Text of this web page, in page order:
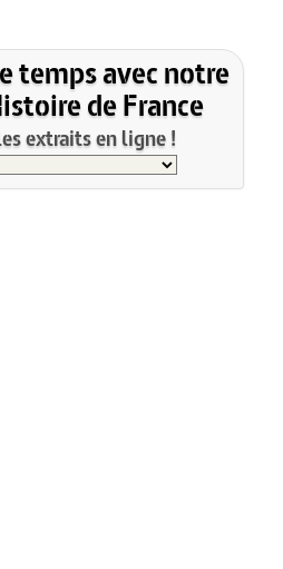
temps avec notre
de France
extraits en ligne !